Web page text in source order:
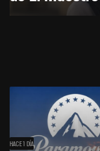
HACE 1 DÍA